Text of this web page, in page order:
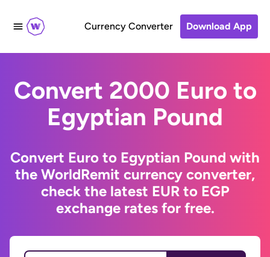
Currency Converter Download App
Convert 2000 Euro to
Egyptian Pound
Convert Euro to Egyptian Pound with
the WorldRemit currency converter,
check the latest EUR to EGP
exchange rates for free.